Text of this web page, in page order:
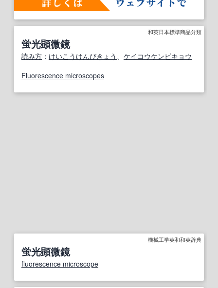
和英日本標準商品分類
蛍光顕微鏡
読み方 ： けいこうけんびきょう
ケイコウケンビキョウ
Fluorescence microscopes
機械工学英和和英辞典
蛍光顕微鏡
fluorescence microscope